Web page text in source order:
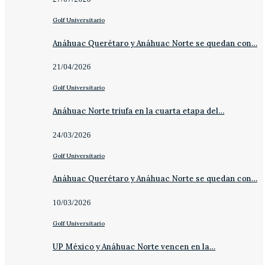
Golf Universitario
Anáhuac Querétaro y Anáhuac Norte se quedan con…
21/04/2026
Golf Universitario
Anáhuac Norte triufa en la cuarta etapa del…
24/03/2026
Golf Universitario
Anáhuac Querétaro y Anáhuac Norte se quedan con…
10/03/2026
Golf Universitario
UP México y Anáhuac Norte vencen en la…